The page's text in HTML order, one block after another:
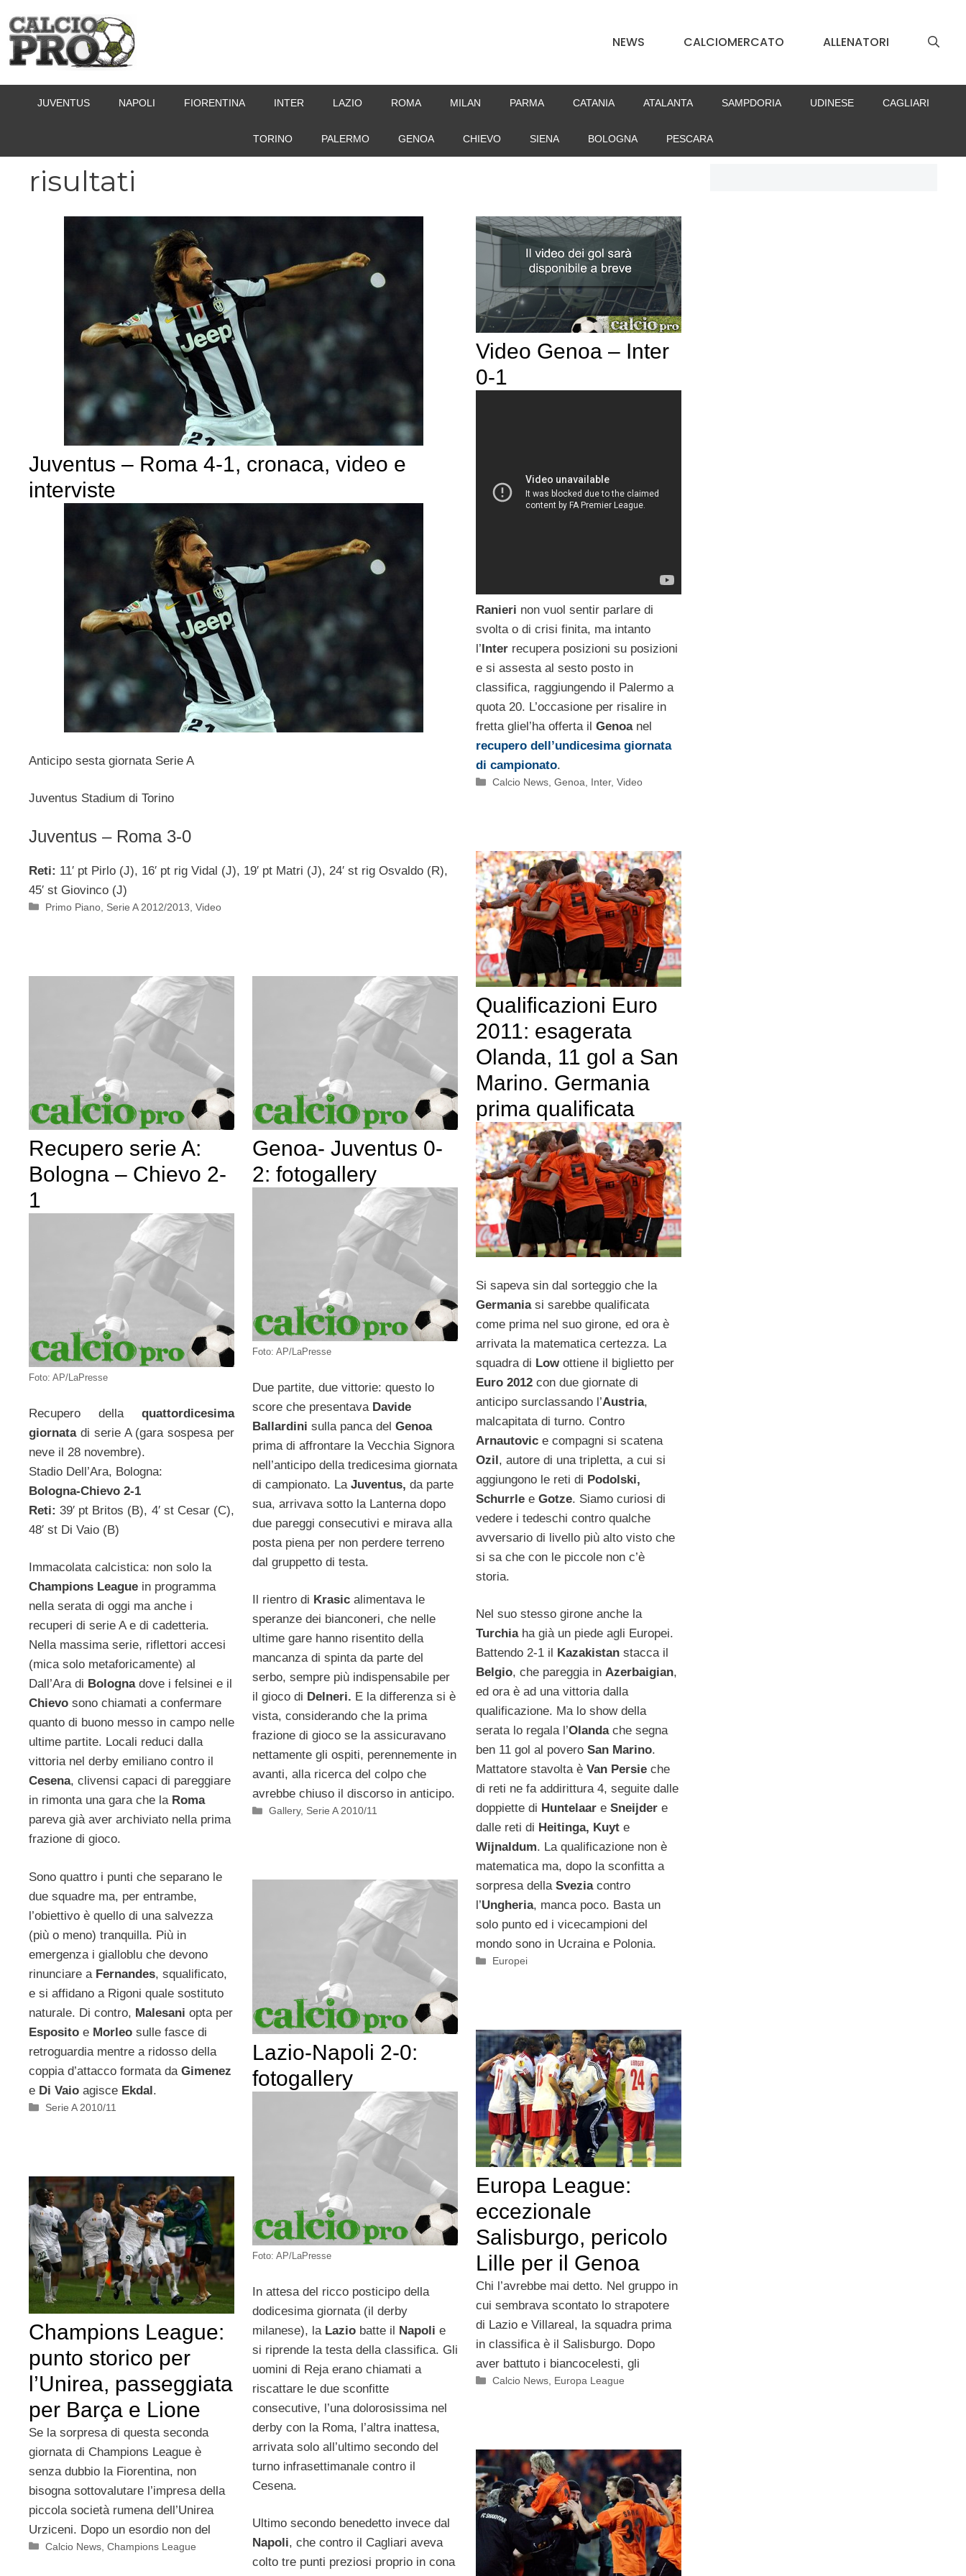
contenuto
NEWS CALCIOMERCATO ALLENATORI
JUVENTUS NAPOLI FIORENTINA INTER LAZIO ROMA MILAN PARMA CATANIA ATALANTA SAMPDORIA UDINESE CAGLIARI
TORINO PALERMO GENOA CHIEVO SIENA BOLOGNA PESCARA
risultati
Juventus – Roma 4-1, cronaca, video e
interviste
Anticipo sesta giornata Serie A
Juventus Stadium di Torino
Juventus – Roma 3-0
Reti: 11′ pt Pirlo (J), 16′ pt rig Vidal (J), 19′ pt Matri (J), 24′ st rig Osvaldo (R),
45′ st Giovinco (J)
Categorie
Primo Piano Serie A 2012/2013 ,Video
Video Genoa – Inter
0-1
Ranieri non vuol sentir parlare di
svolta o di crisi finita, ma intanto
l’Interrecupera posizioni su posizioni
e si assesta al sesto posto in
classifica, raggiungendo il Palermo a
quota 20. L’occasione per risalire in
fretta gliel’ha offerta il Genoanel
recupero dell’undicesima giornata
di campionato.
Categorie
Calcio News ,Genoa Inter,Video
Qualificazioni Euro
2011: esagerata
Olanda, 11 gol a San
Marino. Germania
prima qualificata
Si sapeva sin dal sorteggio che la
Germaniasi sarebbe qualificata
come prima nel suo girone, ed ora è
arrivata la matematica certezza. La
squadra di Lowottiene il biglietto per
Euro 2012con due giornate di
anticipo surclassando l’Austria,
malcapitata di turno. Contro
Arnautovice compagni si scatena
Ozil, autore di una tripletta, a cui si
aggiungono le reti di Podolski,
Schurrlee Gotze. Siamo curiosi di
vedere i tedeschi contro qualche
avversario di livello più alto visto che
si sa che con le piccole non c’è
storia.
Nel suo stesso girone anche la
Turchiaha già un piede agli Europei.
Battendo 2-1 il
Kazakistanstacca il
Belgio, che pareggia in Azerbaigian,
ed ora è ad una vittoria dalla
qualificazione. Ma lo show della
serata lo regala l’Olandache segna
ben 11 gol al povero San Marino.
Mattatore stavolta è Van Persieche
di reti ne fa addirittura 4, seguite dalle
doppiette di Huntelaare Sneijdere
dalle reti di Heitinga, Kuyte
Wijnaldum. La qualificazione non è
matematica ma, dopo la sconfitta a
sorpresa della Sveziacontro
l’Ungheria, manca poco. Basta un
solo punto ed i vicecampioni del
mondo sono in Ucraina e Polonia.
Categorie
Europei
Recupero serie A:
Bologna – Chievo 2-
1
Foto: AP/LaPresse
Recupero della quattordicesima
giornata di serie A (gara sospesa per
neve il 28 novembre).
Stadio Dell’Ara, Bologna:
Bologna-Chievo 2-1
Reti: 39′ pt Britos (B), 4′ st Cesar (C),
48′ st Di Vaio (B)
Immacolata calcistica: non solo la
Champions League in programma
nella serata di oggi ma anche i
recuperi di serie A e di cadetteria.
Nella massima serie, riflettori accesi
(mica solo metaforicamente) al
Dall’Ara di Bologna dove i felsinei e il
Chievo sono chiamati a confermare
quanto di buono messo in campo nelle
ultime partite. Locali reduci dalla
vittoria nel derby emiliano contro il
Cesena, clivensi capaci di pareggiare
in rimonta una gara che la Roma
pareva già aver archiviato nella prima
frazione di gioco.
Sono quattro i punti che separano le
due squadre ma, per entrambe,
l’obiettivo è quello di una salvezza
(più o meno) tranquilla. Più in
emergenza i gialloblu che devono
rinunciare a Fernandes, squalificato,
e si affidano a Rigoni quale sostituto
naturale. Di contro, Malesani opta per
Esposito e Morleo sulle fasce di
retroguardia mentre a ridosso della
coppia d’attacco formata da Gimenez
e Di Vaio agisce Ekdal.
Categorie
Serie A 2010/11
Genoa- Juventus 0-
2: fotogallery
Foto: AP/LaPresse
Due partite, due vittorie: questo lo
score che presentava Davide
Ballardini sulla panca del Genoa
prima di affrontare la Vecchia Signora
nell’anticipo della tredicesima giornata
di campionato. La Juventus, da parte
sua, arrivava sotto la Lanterna dopo
due pareggi consecutivi e mirava alla
posta piena per non perdere terreno
dal gruppetto di testa.
Il rientro di Krasicalimentava le
speranze dei bianconeri, che nelle
ultime gare hanno risentito della
mancanza di spinta da parte del
serbo, sempre più indispensabile per
il gioco di Delneri. E la differenza si è
vista, considerando che la prima
frazione di gioco se la assicuravano
nettamente gli ospiti, perennemente in
avanti, alla ricerca del colpo che
avrebbe chiuso il discorso in anticipo.
Categorie
Gallery, Serie A 2010/11
Lazio-Napoli 2-0:
fotogallery
Foto: AP/LaPresse
In attesa del ricco posticipo della
dodicesima giornata (il derby
milanese), la Lazio batte il Napoli e
si riprende la testa della classifica. Gli
uomini di Reja erano chiamati a
riscattare le due sconfitte
consecutive, l’una dolorosissima nel
derby con la Roma, l’altra inattesa,
arrivata solo all’ultimo secondo del
turno infrasettimanale contro il
Cesena.
Ultimo secondo benedetto invece dal
Napoli, che contro il Cagliari aveva
colto tre punti preziosi proprio in cona
Europa League:
eccezionale
Salisburgo, pericolo
Lille per il Genoa
Chi l’avrebbe mai detto. Nel gruppo in
cui sembrava scontato lo strapotere
di Lazio e Villareal, la squadra prima
in classifica è il Salisburgo. Dopo
aver battuto i biancocelesti, gli
Categorie
Calcio News Europa League
Champions League:
punto storico per
l’Unirea, passeggiata
per Barça e Lione
Se la sorpresa di questa seconda
giornata di Champions League è
senza dubbio la Fiorentina, non
bisogna sottovalutare l’impresa della
piccola società rumena dell’Unirea
Urziceni. Dopo un esordio non del
Categorie
Calcio News ,Champions League